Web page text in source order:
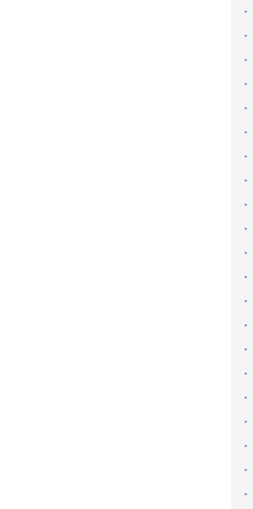
·
·
·
·
·
·
·
·
·
·
·
·
·
·
·
·
·
·
·
·
·